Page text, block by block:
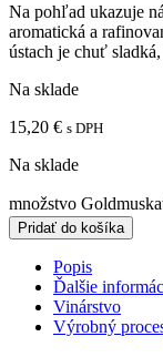
Na pohľad ukazuje
aromatická a
ústach je chuť
Na sklade
15,20 € s DPH
Na sklade
množstvo
Pridať do košíka
Popis
Ďalšie
Vinárstvo
Výrobný